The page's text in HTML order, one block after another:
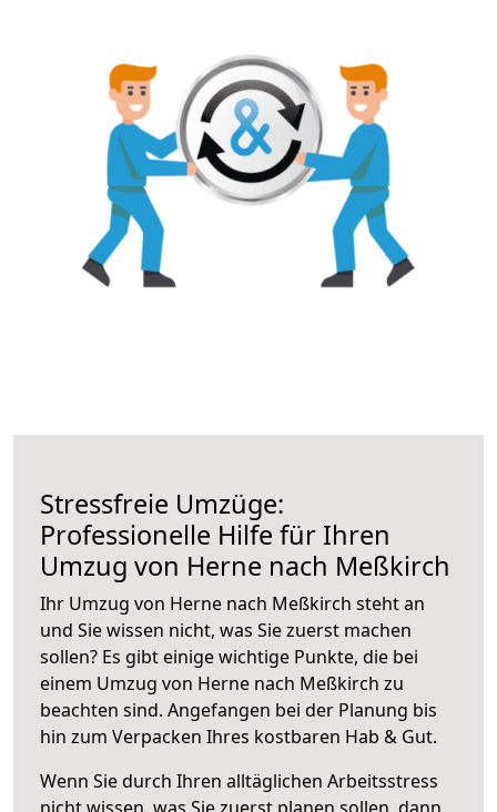
Stressfreie Umzüge:
Professionelle Hilfe für Ihren
Umzug von Herne nach Meßkirch
Ihr Umzug von Herne nach Meßkirch steht an
und Sie wissen nicht, was Sie zuerst machen
sollen? Es gibt einige wichtige Punkte, die bei
einem Umzug von Herne nach Meßkirch zu
beachten sind. Angefangen bei der Planung bis
hin zum Verpacken Ihres kostbaren Hab & Gut.
Wenn Sie durch Ihren alltäglichen Arbeitsstress